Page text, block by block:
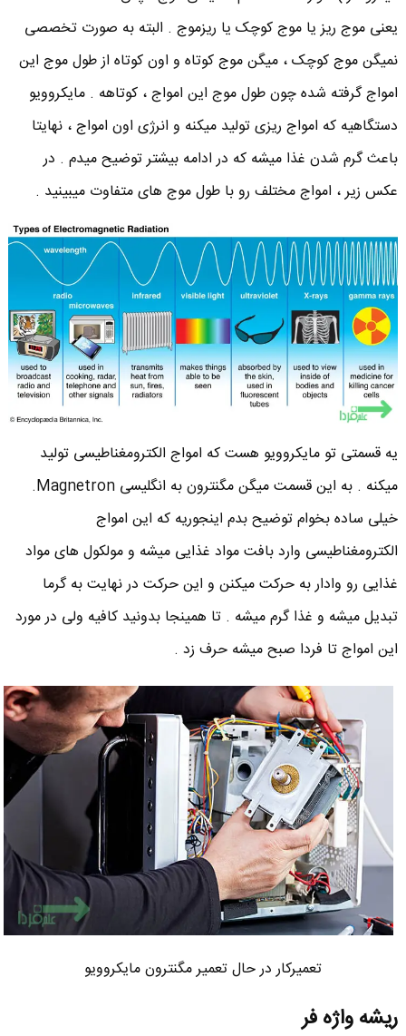
یعنی موج ریز یا موج کوچک یا ریزموج . البته به صورت تخصصی
نمیگن موج کوچک ، میگن موج کوتاه و اون کوتاه از طول موج این
امواج گرفته شده چون طول موج این امواج ، کوتاهه . مایکروویو
دستگاهیه که امواج ریزی تولید میکنه و انرژی اون امواج ، نهایتا
باعث گرم شدن غذا میشه که در ادامه بیشتر توضیح میدم . در
عکس زیر ، امواج مختلف رو با طول موج های متفاوت میبینید .
یه قسمتی تو مایکروویو هست که امواج الکترومغناطیسی تولید
میکنه . به این قسمت میگن مگنترون به انگلیسی Magnetron.
خیلی ساده بخوام توضیح بدم اینجوریه که این امواج
الکترومغناطیسی وارد بافت مواد غذایی میشه و مولکول های مواد
غذایی رو وادار به حرکت میکنن و این حرکت در نهایت به گرما
تبدیل میشه و غذا گرم میشه . تا همینجا بدونید کافیه ولی در مورد
این امواج تا فردا صبح میشه حرف زد .
تعمیرکار در حال تعمیر مگنترون مایکروویو
ریشه واژه فر